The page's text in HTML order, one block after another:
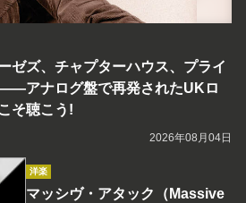
ゼズ、チャプターハウス、プライ
アナログ盤で再発されたUKロ
そ聴こう!
2026年08月04日
洋楽
マッシヴ・アタック（Massive